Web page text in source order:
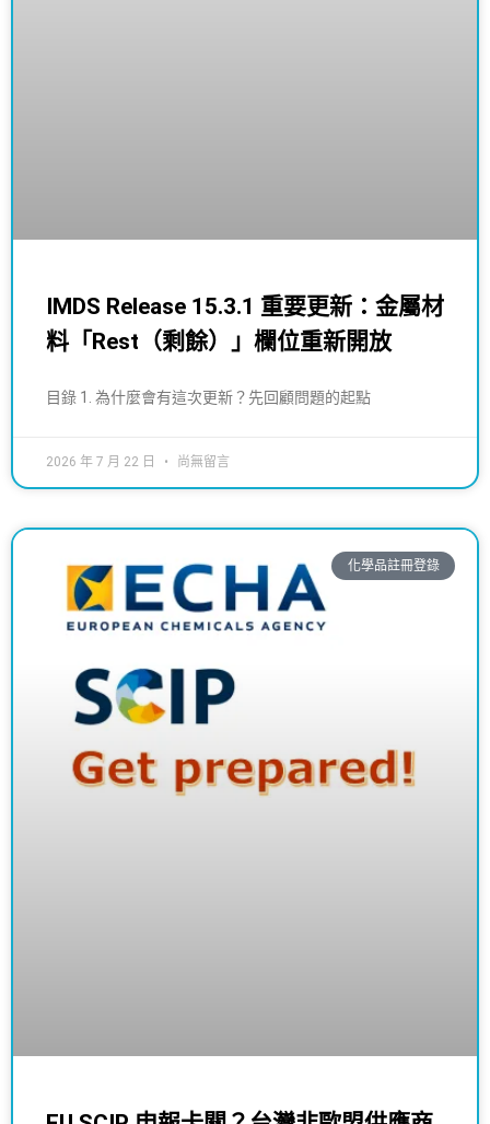
IMDS Release 15.3.1 重要更新：金屬材
料「Rest（剩餘）」欄位重新開放
目錄 1. 為什麼會有這次更新？先回顧問題的起點
2026 年 7 月 22 日 尚無留言
化學品註冊登錄